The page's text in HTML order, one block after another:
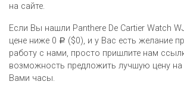
на сайте.
Если Вы нашли Panthere De Cartier Watch
цене ниже 0 Р ($0), и у Вас есть желание
работу с нами, просто пришлите нам
возможность предложить лучшую цену
Вами часы.